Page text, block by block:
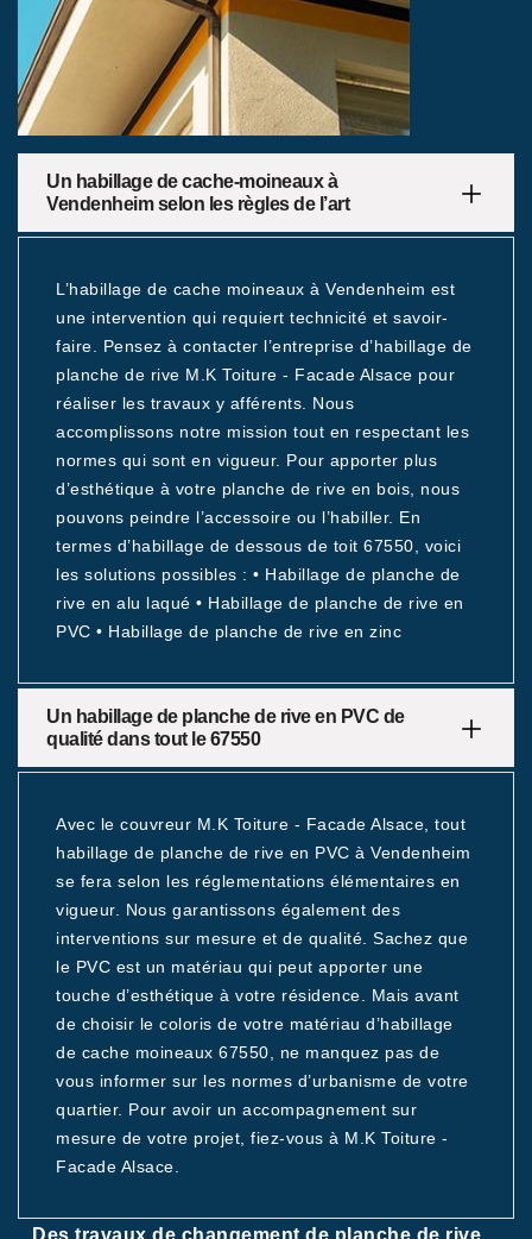
Un habillage de cache-moineaux à
Vendenheim selon les règles de l’art
L’habillage de cache moineaux à Vendenheim est
une intervention qui requiert technicité et savoir-
faire. Pensez à contacter l’entreprise d’habillage de
planche de rive M.K Toiture - Facade Alsace pour
réaliser les travaux y afférents. Nous
accomplissons notre mission tout en respectant les
normes qui sont en vigueur. Pour apporter plus
d’esthétique à votre planche de rive en bois, nous
pouvons peindre l’accessoire ou l’habiller. En
termes d’habillage de dessous de toit 67550, voici
les solutions possibles : • Habillage de planche de
rive en alu laqué • Habillage de planche de rive en
PVC • Habillage de planche de rive en zinc
Un habillage de planche de rive en PVC de
qualité dans tout le 67550
Avec le couvreur M.K Toiture - Facade Alsace, tout
habillage de planche de rive en PVC à Vendenheim
se fera selon les réglementations élémentaires en
vigueur. Nous garantissons également des
interventions sur mesure et de qualité. Sachez que
le PVC est un matériau qui peut apporter une
touche d’esthétique à votre résidence. Mais avant
de choisir le coloris de votre matériau d’habillage
de cache moineaux 67550, ne manquez pas de
vous informer sur les normes d’urbanisme de votre
quartier. Pour avoir un accompagnement sur
mesure de votre projet, fiez-vous à M.K Toiture -
Facade Alsace.
Des travaux de changement de planche de rive